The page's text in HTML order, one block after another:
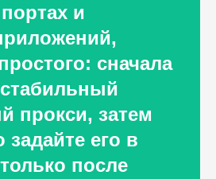
и
сначала
прокси, затем
его в
после